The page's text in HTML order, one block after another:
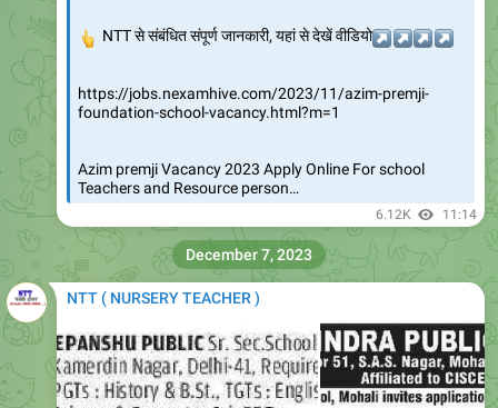
https://jobs.nexamhive.com/2023/11/azim-premji-
Azim premji Vacancy 2023 Apply Online For school
6.12K
NTT ( NURSERY TEACHER )
December 7, 2023